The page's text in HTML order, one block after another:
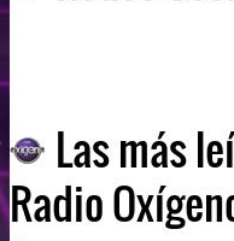
Las más
Radio